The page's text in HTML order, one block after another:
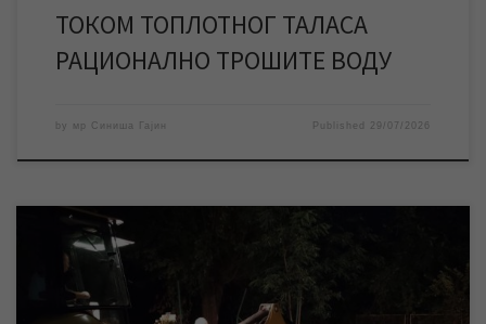
ТОКОМ ТОПЛОТНОГ ТАЛАСА
РАЦИОНАЛНО ТРОШИТЕ ВОДУ
by мр Синиша Гајин Published 29/07/2026
11:45 – према информацијама са терена, радови на санацији
квара у насељу Д3 биће завршени нешто после 15 часова.